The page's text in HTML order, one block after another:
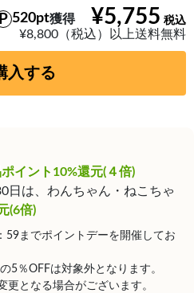
¥5,755
520pt獲得
¥8,800（税込）以上送料無料
入する
イント10%還元(４倍)
は、わんちゃん・ねこちゃ
(6倍)
までポイントデーを開催してお
5％OFFは対象外となります。
となる場合がございます。